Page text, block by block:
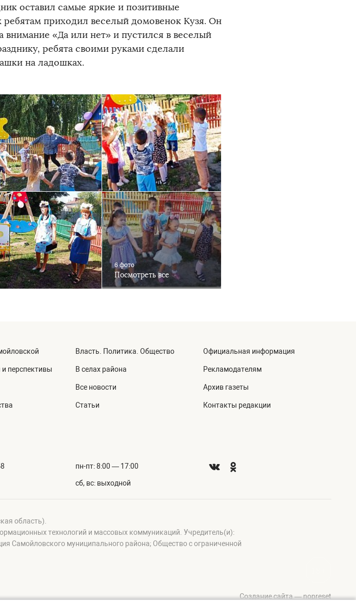
оставил самые яркие и позитивные
ребятам приходил веселый домовенок Кузя. Он
внимание «Да или нет» и пустился в веселый
ребята своими руками сделали
на ладошках.
6 фото
Посмотреть все
перспективы
Власть. Политика. Общество
В селах района
Все новости
Статьи
Официальная информация
Рекламодателям
Архив газеты
Контакты редакции
пн-пт: 8:00 — 17:00
сб, вс: выходной
область).
технологий и массовых коммуникаций. Учредитель(и):
Самойловского муниципального района; Общество с ограниченной
Создание сайта — nopreset